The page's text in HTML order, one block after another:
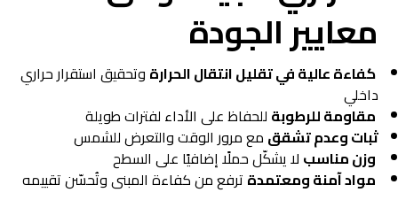
معايير الجودة
كفاءة عالية في تقليل انتقال الحرارة وتحقيق استقرار حراري
داخلي
مقاومة للرطوبة للحفاظ على الأداء لفترات طويلة
ثبات وعدم تشقق مع مرور الوقت والتعرض للشمس
وزن مناسب لا يشكّل حملًا إضافيًا على السطح
مواد آمنة ومعتمدة ترفع من كفاءة المبنى وتُحسّن تقييمه